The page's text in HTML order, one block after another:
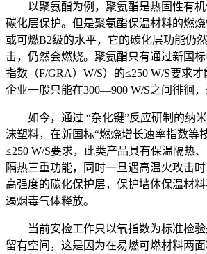
以聚氨酯为例，聚氨酯是热固性有
碳化层保护。但是聚氨酯保温材料的燃
或可燃B2级的水平，它的碳化层功能仍
击，仍然会燃烧。聚氨酯只有通过新国
指数（F/GRA）W/S）的≤250 W/S要求
企业一般只能在300―900 W/S之间徘徊，
如今，通过 “杂化键”反应研制的纳
沫塑料，在新国标“燃烧增长速率指数等
≤250 W/S要求，此类产品具有保温隔热
隔热三重功能，同时一旦遇高温火攻击
高强度的碳化保护层，保护墙体保温材
遏烟毒气体释放。
当前安检工作只以氧指数为标准检
留有空间，这是因为在易燃可燃材料两